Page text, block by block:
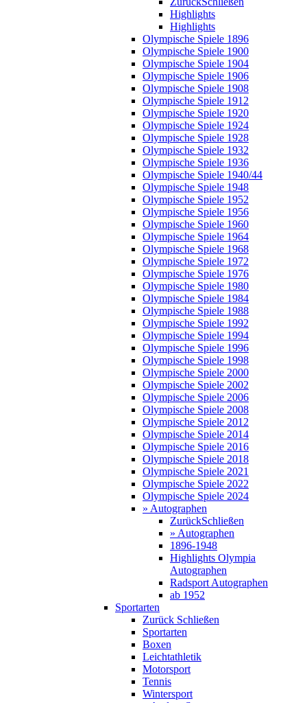
Highlights
Highlights
Olympische Spiele 1896
Olympische Spiele 1900
Olympische Spiele 1904
Olympische Spiele 1906
Olympische Spiele 1908
Olympische Spiele 1912
Olympische Spiele 1920
Olympische Spiele 1924
Olympische Spiele 1928
Olympische Spiele 1932
Olympische Spiele 1936
Olympische Spiele 1940/44
Olympische Spiele 1948
Olympische Spiele 1952
Olympische Spiele 1956
Olympische Spiele 1960
Olympische Spiele 1964
Olympische Spiele 1968
Olympische Spiele 1972
Olympische Spiele 1976
Olympische Spiele 1980
Olympische Spiele 1984
Olympische Spiele 1988
Olympische Spiele 1992
Olympische Spiele 1994
Olympische Spiele 1996
Olympische Spiele 1998
Olympische Spiele 2000
Olympische Spiele 2002
Olympische Spiele 2006
Olympische Spiele 2008
Olympische Spiele 2012
Olympische Spiele 2014
Olympische Spiele 2016
Olympische Spiele 2018
Olympische Spiele 2021
Olympische Spiele 2022
Olympische Spiele 2024
» Autographen
ZurückSchließen
» Autographen
1896-1948
Highlights Olympia
Autographen
Radsport Autographen
ab 1952
Sportarten
Zurück Schließen
Sportarten
Boxen
Leichtathletik
Motorsport
Tennis
Wintersport